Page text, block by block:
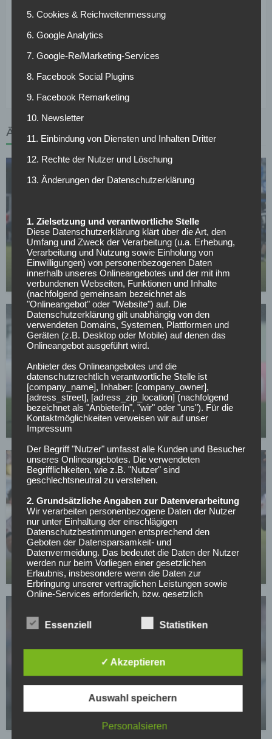
sein, doch wir haben – unabhängig vom Tabellenplatz –
auch in anderer Hinsicht unsere internen Vorgaben
Aufeinandertreffen mit den Bremern in der ersten Liga
werden.
ÄHNLICHE ARTIKEL
2. BUNDESLIGA
Ab- und Aufstiegskampf-Entscheidungen in der 2.
Bundesliga
01.05.2026
FC AUGSBURG
Macht der FC Augsburg das Rennen um diesen
Zweiliga-Star?
29.04.2026
FC SCHALKE 04
„Ein überragender Tag“: Schalke jubelt vor
Bundesliga-Rückkehr
26.04.2026
Schalke atmet auf: Muslic enthüllt Dzekos
Comeback-Plan
5. Cookies & Reichweitenmessung
6. Google Analytics
7. Google-Re/Marketing-Services
8. Facebook Social Plugins
9. Facebook Remarketing
10. Newsletter
11. Einbindung von Diensten und Inhalten Dritter
12. Rechte der Nutzer und Löschung
13. Änderungen der Datenschutzerklärung
1. Zielsetzung und verantwortliche Stelle
Diese Datenschutzerklärung klärt über die Art, den
Umfang und Zweck der Verarbeitung (u.a. Erhebung,
Verarbeitung und Nutzung sowie Einholung von
Einwilligungen) von personenbezogenen Daten
innerhalb unseres Onlineangebotes und der mit ihm
verbundenen Webseiten, Funktionen und Inhalte
(nachfolgend gemeinsam bezeichnet als
"Onlineangebot" oder "Website") auf. Die
Datenschutzerklärung gilt unabhängig von den
verwendeten Domains, Systemen, Plattformen und
Geräten (z.B. Desktop oder Mobile) auf denen das
Onlineangebot ausgeführt wird.
Anbieter des Onlineangebotes und die
datenschutzrechtlich verantwortliche Stelle ist
[company_name], Inhaber: [company_owner],
[adress_street], [adress_zip_location] (nachfolgend
bezeichnet als "AnbieterIn", "wir" oder "uns"). Für die
Kontaktmöglichkeiten verweisen wir auf unser
Impressum
Der Begriff "Nutzer" umfasst alle Kunden und Besucher
unseres Onlineangebotes. Die verwendeten
Begrifflichkeiten, wie z.B. "Nutzer" sind
geschlechtsneutral zu verstehen.
2. Grundsätzliche Angaben zur Datenverarbeitung
Wir verarbeiten personenbezogene Daten der Nutzer
nur unter Einhaltung der einschlägigen
Datenschutzbestimmungen entsprechend den
Geboten der Datensparsamkeit- und
Datenvermeidung. Das bedeutet die Daten der Nutzer
werden nur beim Vorliegen einer gesetzlichen
Erlaubnis, insbesondere wenn die Daten zur
Erbringung unserer vertraglichen Leistungen sowie
Online-Services erforderlich, bzw. gesetzlich
Einwilligung verarbeitet.
Stand der Technik, um sicher zu stellen, dass die
Vorschriften der Datenschutzgesetze eingehalten
werden und um damit die durch uns verarbeiteten
Daten gegen zufällige oder vorsätzliche
Manipulationen, Verlust, Zerstörung oder gegen den
Sofern im Rahmen dieser Datenschutzerklärung
Essenziell Statistiken
✓ Akzeptieren
Auswahl speichern
Personalsieren